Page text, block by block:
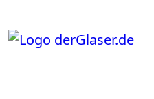
springen